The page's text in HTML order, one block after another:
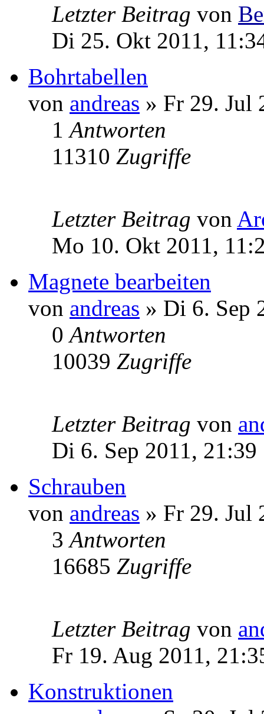
Letzter Beitrag von
Di 25. Okt 2011,
Bohrtabellen
von andreas » Fr 29. Jul
1Antworten
11310 Zugriffe
Letzter Beitrag von
Mo 10. Okt 2011,
Magnete bearbeiten
von andreas » Di 6. Sep
0Antworten
10039 Zugriffe
Letzter Beitrag von
Di 6. Sep 2011, 21:39
Schrauben
von andreas » Fr 29. Jul
3Antworten
16685 Zugriffe
Letzter Beitrag von
Fr 19. Aug 2011,
Konstruktionen